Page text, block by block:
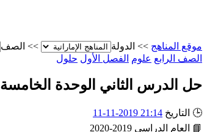
موقع المناهج >> الدولة >> الصف
الصف الرابع علوم الفصل الأول حلول
حل الدرس الثاني الوحدة الخامسة
🕒 التاريخ 21:14 2019-11-11
📘
العام الدراسي 2019-2020